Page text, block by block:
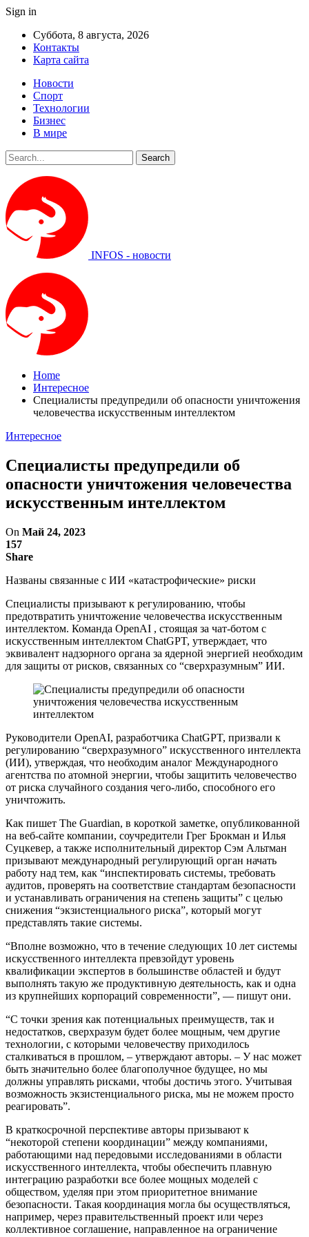
Sign in
Суббота, 8 августа, 2026
Контакты
Карта сайта
Новости
Спорт
Технологии
Бизнес
В мире
INFOS - новости
Home
Интересное
Специалисты предупредили об опасности уничтожения
человечества искусственным интеллектом
Интересное
Специалисты предупредили об
опасности уничтожения человечества
искусственным интеллектом
On Май 24, 2023
157
Share
Названы связанные с ИИ «катастрофические» риски
Специалисты призывают к регулированию, чтобы
предотвратить уничтожение человечества искусственным
интеллектом. Команда OpenAI , стоящая за чат-ботом с
искусственным интеллектом ChatGPT, утверждает, что
эквивалент надзорного органа за ядерной энергией необходим
для защиты от рисков, связанных со “сверхразумным” ИИ.
Руководители OpenAI, разработчика ChatGPT, призвали к
регулированию “сверхразумного” искусственного интеллекта
(ИИ), утверждая, что необходим аналог Международного
агентства по атомной энергии, чтобы защитить человечество
от риска случайного создания чего-либо, способного его
уничтожить.
Как пишет The Guardian, в короткой заметке, опубликованной
на веб-сайте компании, соучредители Грег Брокман и Илья
Суцкевер, а также исполнительный директор Сэм Альтман
призывают международный регулирующий орган начать
работу над тем, как “инспектировать системы, требовать
аудитов, проверять на соответствие стандартам безопасности
и устанавливать ограничения на степень защиты” с целью
снижения “экзистенциального риска”, который могут
представлять такие системы.
“Вполне возможно, что в течение следующих 10 лет системы
искусственного интеллекта превзойдут уровень
квалификации экспертов в большинстве областей и будут
выполнять такую же продуктивную деятельность, как и одна
из крупнейших корпораций современности”, — пишут они.
“С точки зрения как потенциальных преимуществ, так и
недостатков, сверхразум будет более мощным, чем другие
технологии, с которыми человечеству приходилось
сталкиваться в прошлом, – утверждают авторы. – У нас может
быть значительно более благополучное будущее, но мы
должны управлять рисками, чтобы достичь этого. Учитывая
возможность экзистенциального риска, мы не можем просто
реагировать”.
В краткосрочной перспективе авторы призывают к
“некоторой степени координации” между компаниями,
работающими над передовыми исследованиями в области
искусственного интеллекта, чтобы обеспечить плавную
интеграцию разработки все более мощных моделей с
обществом, уделяя при этом приоритетное внимание
безопасности. Такая координация могла бы осуществляться,
например, через правительственный проект или через
коллективное соглашение, направленное на ограничение